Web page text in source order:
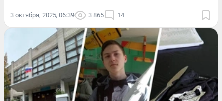
3 октября, 2025, 06:39 3 865 14